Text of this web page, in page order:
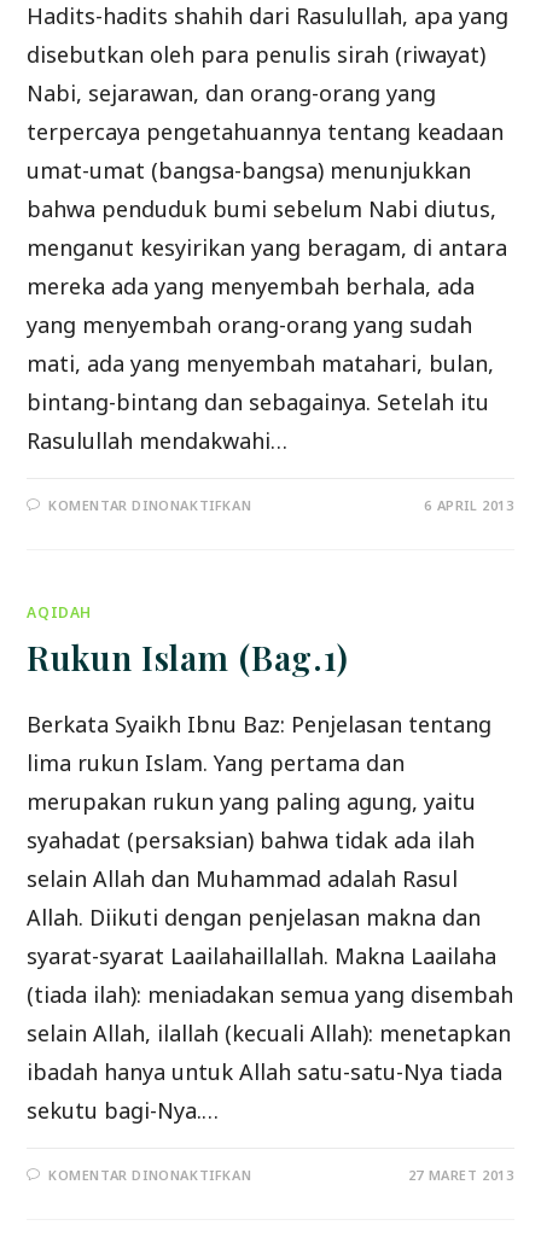
Hadits-hadits shahih dari Rasulullah, apa yang
disebutkan oleh para penulis sirah (riwayat)
Nabi, sejarawan, dan orang-orang yang
terpercaya pengetahuannya tentang keadaan
umat-umat (bangsa-bangsa) menunjukkan
bahwa penduduk bumi sebelum Nabi diutus,
menganut kesyirikan yang beragam, di antara
mereka ada yang menyembah berhala, ada
yang menyembah orang-orang yang sudah
mati, ada yang menyembah matahari, bulan,
bintang-bintang dan sebagainya. Setelah itu
Rasulullah mendakwahi…
KOMENTAR DINONAKTIFKAN 6 APRIL 2013
AQIDAH
Rukun Islam (Bag.1)
Berkata Syaikh Ibnu Baz: Penjelasan tentang
lima rukun Islam. Yang pertama dan
merupakan rukun yang paling agung, yaitu
syahadat (persaksian) bahwa tidak ada ilah
selain Allah dan Muhammad adalah Rasul
Allah. Diikuti dengan penjelasan makna dan
syarat-syarat Laailahaillallah. Makna Laailaha
(tiada ilah): meniadakan semua yang disembah
selain Allah, ilallah (kecuali Allah): menetapkan
ibadah hanya untuk Allah satu-satu-Nya tiada
sekutu bagi-Nya.…
KOMENTAR DINONAKTIFKAN 27 MARET 2013